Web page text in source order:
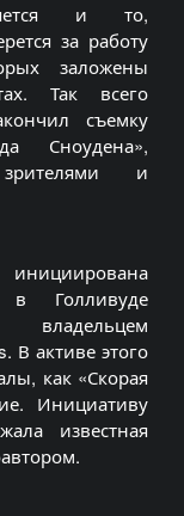
и то,
за работу
заложены
Так всего
съемку
Сноудена»,
зрителями и
Голливуде
. В активе этого
как «Скорая
Инициативу
известная
.